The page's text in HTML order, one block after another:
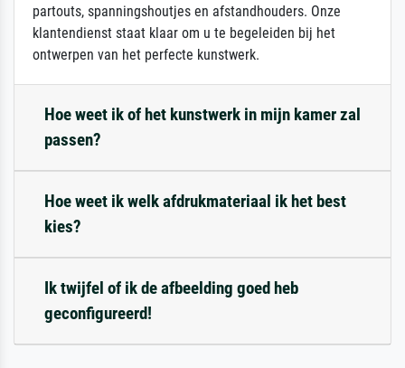
partouts, spanningshoutjes en afstandhouders. Onze
klantendienst staat klaar om u te begeleiden bij het
ontwerpen van het perfecte kunstwerk.
Hoe weet ik of het kunstwerk in mijn kamer zal
passen?
Hoe weet ik welk afdrukmateriaal ik het best
kies?
Ik twijfel of ik de afbeelding goed heb
geconfigureerd!